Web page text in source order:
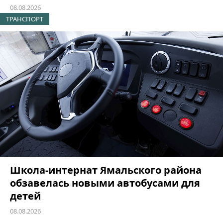
08.08.2026
ТРАНСПОРТ
Школа-интернат Ямальского района
обзавелась новыми автобусами для
детей
08.08.2026